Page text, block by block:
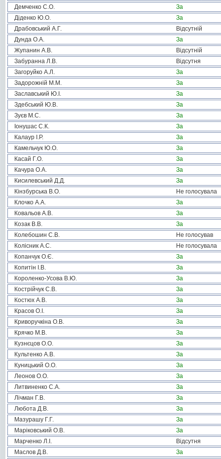
Демченко С.О.
За
Діденко Ю.О.
За
Драбовський А.Г.
Відсутній
Дунда О.А.
За
Жупанин А.В.
Відсутній
Забуранна Л.В.
Відсутня
Загоруйко А.Л.
За
Задорожній М.М.
За
Заславський Ю.І.
За
Здебський Ю.В.
За
Зуєв М.С.
За
Іонушас С.К.
За
Калаур І.Р.
За
Камельчук Ю.О.
За
Касай Г.О.
За
Качура О.А.
За
Кисилевський Д.Д.
За
Кінзбурська В.О.
Не голосувала
Клочко А.А.
За
Ковальов А.В.
За
Козак В.В.
За
Колебошин С.В.
Не голосував
Колісник А.С.
Не голосувала
Копанчук О.Є.
За
Копитін І.В.
За
Короленко-Усова В.Ю.
За
Кострійчук С.В.
За
Костюх А.В.
За
Красов О.І.
За
Криворучкіна О.В.
За
Крячко М.В.
За
Кузнєцов О.О.
За
Культенко А.В.
За
Куницький О.О.
За
Леонов О.О.
За
Литвиненко С.А.
За
Лічман Г.В.
За
Любота Д.В.
За
Мазурашу Г.Г.
За
Маріковський О.В.
За
Марченко Л.І.
Відсутня
Маслов Д.В.
За